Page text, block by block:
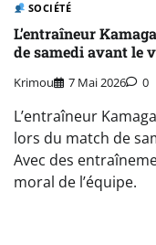
SOCIÉTÉ
L’entraîneur
de samedi avant le
Krimou 7 Mai 2026 0
L’entraîneur
lors du match de
Avec des
moral de l’équipe.